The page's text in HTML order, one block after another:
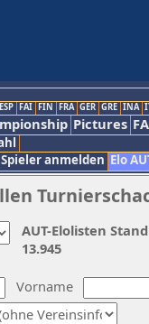
ESP FAI FIN FRA GER GRE INA
Pictures
Spieler anmelden Elo
Vorname
AUT-Elolisten
13.945